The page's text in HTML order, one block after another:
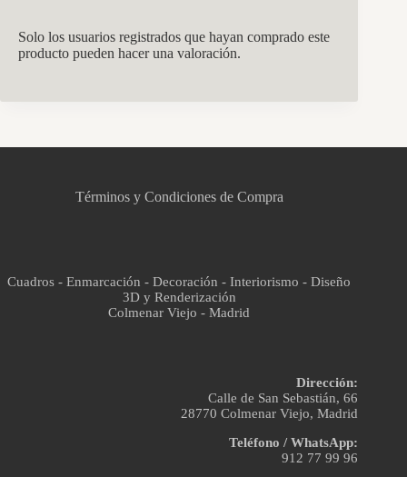
Solo los usuarios registrados que hayan comprado este
producto pueden hacer una valoración.
Términos y Condiciones de Compra
Cuadros - Enmarcación - Decoración - Interiorismo - Diseño
3D y Renderización
Colmenar Viejo - Madrid
Dirección:
Calle de San Sebastián, 66
28770 Colmenar Viejo, Madrid
Teléfono / WhatsApp:
912 77 99 96
Asistente virtual · En línea